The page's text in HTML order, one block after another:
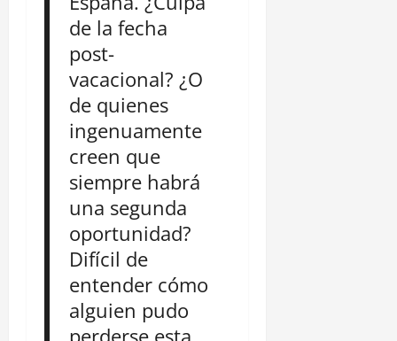
de la fecha
post-
vacacional? ¿O
de quienes
ingenuamente
creen que
siempre habrá
una segunda
oportunidad?
Difícil de
entender cómo
alguien pudo